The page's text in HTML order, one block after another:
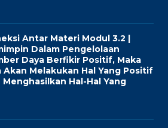
Antar Materi Modul 3.2 |
Dalam Pengelolaan
Daya Berfikir Positif, Maka
Akan Melakukan Hal Yang Positif
Menghasilkan Hal-Hal Yang